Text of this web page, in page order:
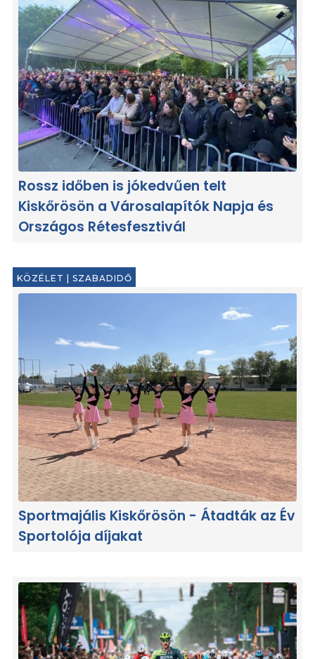
Rossz időben is jókedvűen telt
Kiskőrösön a Városalapítók Napja és
Országos Rétesfesztivál
KÖZÉLET SZABADIDŐ
Sportmajális Kiskőrösön - Átadták az Év
Sportolója díjakat